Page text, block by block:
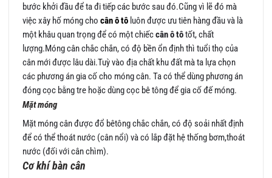
bước khởi đầu để ta đi tiếp các bước sau đó.Cũng vì lẽ đó mà
việc xây hố móng chocân ô tô luôn được ưu tiên hàng đầu và là
một khâu quan trọng để có một chiếccân ô tôtốt, chất
lượng.Móng cân chắc chắn, có độ bền ổn định thì tuổi thọ của
cân mới được lâu dài.Tuỳ vào địa chất khu đất mà ta lựa chọn
các phương án gia cố cho móng cân. Ta có thể dùng phương án
đóng cọc bằng tre hoặc dùng cọc bê tông để gia cố đế móng.
Mặt móng
Mặt móng cân được đổ bêtông chắc chắn, có độ soải nhất định
để có thể thoát nước (cân nổi) và có lắp đặt hệ thống bơm,thoát
nước (đối với cân chìm).
Cơ khí bàn cân